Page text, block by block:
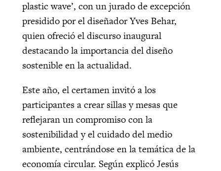
plastic wave’, con un jurado de excepción
presidido por el diseñador Yves Behar,
quien ofreció el discurso inaugural
destacando la importancia del diseño
sostenible en la actualidad.
Este año, el certamen invitó a los
participantes a crear sillas y mesas que
reflejaran un compromiso con la
sostenibilidad y el cuidado del medio
ambiente, centrándose en la temática de la
economía circular. Según explicó Jesús